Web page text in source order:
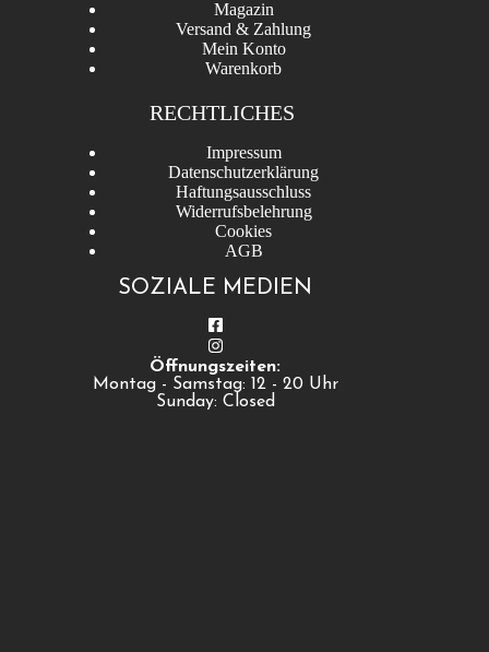
Magazin
Versand & Zahlung
Mein Konto
Warenkorb
RECHTLICHES
Impressum
Datenschutzerklärung
Haftungsausschluss
Widerrufsbelehrung
Cookies
AGB
SOZIALE MEDIEN
Öffnungszeiten:
Montag - Samstag: 12 - 20 Uhr
Sunday: Closed